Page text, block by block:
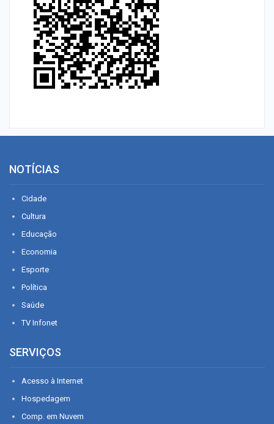
NOTÍCIAS
Cidade
Cultura
Educação
Economia
Esporte
Política
Saúde
TV Infonet
SERVIÇOS
Acesso à Internet
Hospedagem
Comp. em Nuvem